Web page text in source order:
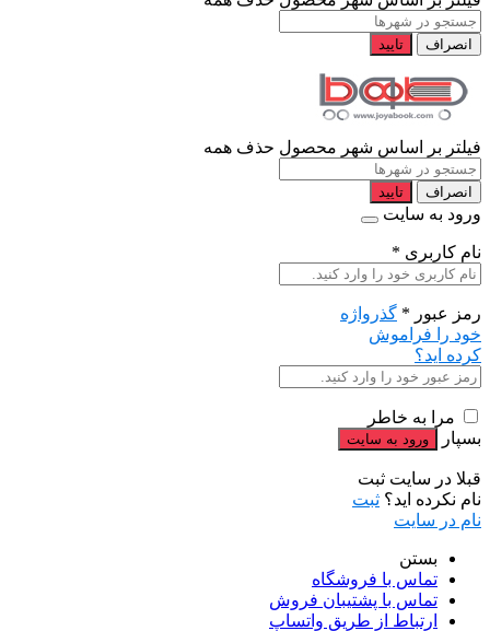
انصراف تایید
فیلتر بر اساس شهر محصول حذف همه
انصراف تایید
ورود به سایت
نام کاربری *
رمز عبور * گذرواژه
خود را فراموش
کرده اید؟
مرا به خاطر
بسپار
قبلا در سایت ثبت
نام نکرده اید؟ ثبت
نام در سایت
بستن
تماس با فروشگاه
تماس با پشتیبان فروش
ارتباط از طریق واتساپ